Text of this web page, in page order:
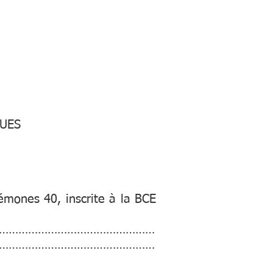
40, inscrite à la BCE